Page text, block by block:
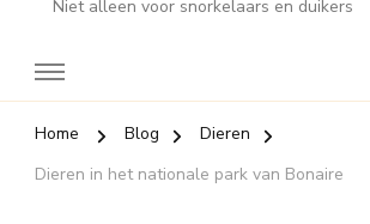
Niet alleen voor snorkelaars en duikers
Home Blog
Dieren
Dieren in het nationale park van Bonaire